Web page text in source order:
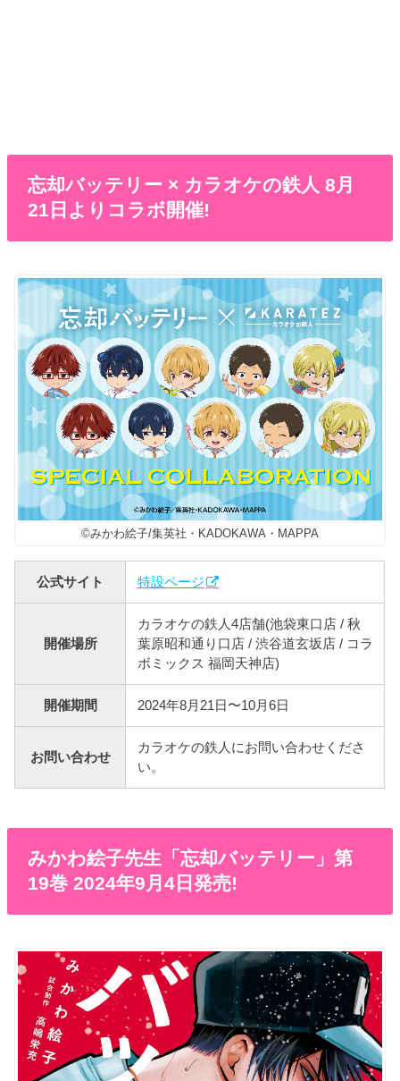
忘却バッテリー × カラオケの鉄人 8月
21日よりコラボ開催!
©みかわ絵子/集英社・KADOKAWA・MAPPA
公式サイト 特設ページ
開催場所
カラオケの鉄人4店舗(池袋東口店 / 秋
葉原昭和通り口店 / 渋谷道玄坂店 / コラ
ボミックス 福岡天神店)
開催期間 2024年8月21日〜10月6日
お問い合わせ
カラオケの鉄人にお問い合わせくださ
い。
みかわ絵子先生「忘却バッテリー」第
19巻 2024年9月4日発売!